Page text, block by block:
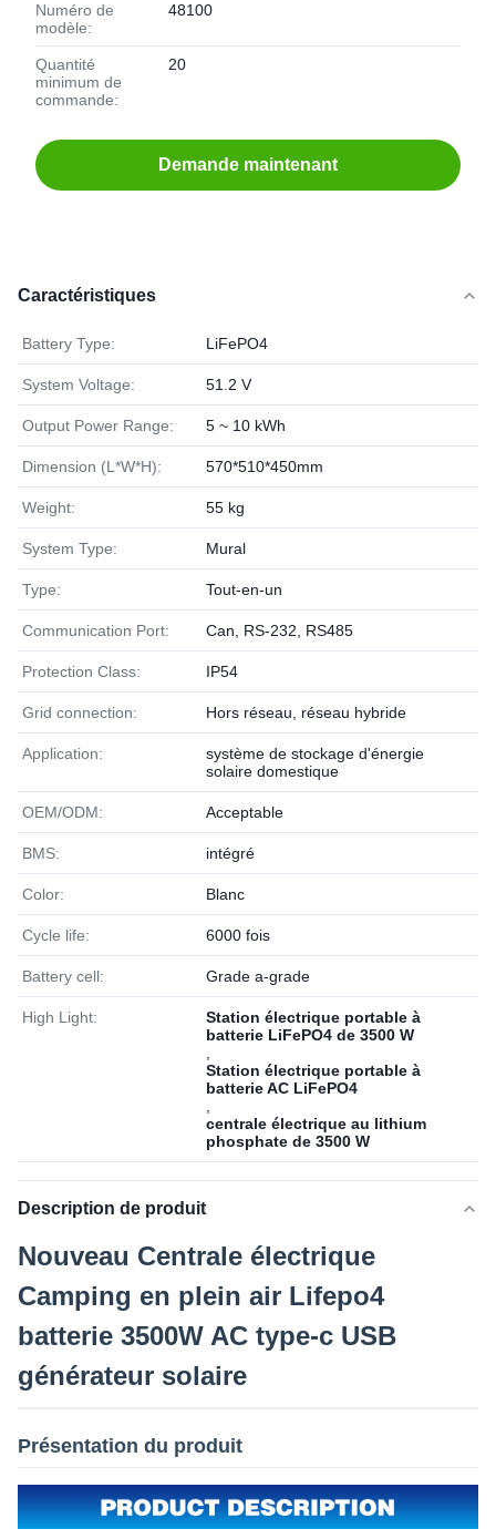
Numéro de
modèle:
48100
Quantité
minimum de
commande:
20
Demande maintenant
Caractéristiques
Battery Type: LiFePO4
System Voltage: 51.2 V
Output Power Range: 5 ~ 10 kWh
Dimension (L*W*H): 570*510*450mm
Weight: 55 kg
System Type: Mural
Type: Tout-en-un
Communication Port: Can, RS-232, RS485
Protection Class: IP54
Grid connection: Hors réseau, réseau hybride
Application:
système de stockage d'énergie
solaire domestique
OEM/ODM: Acceptable
BMS: intégré
Color: Blanc
Cycle life: 6000 fois
Battery cell: Grade a-grade
High Light:
Station électrique portable à
batterie LiFePO4 de 3500 W
Station électrique portable à
batterie AC LiFePO4
centrale électrique au lithium
phosphate de 3500 W
Description de produit
Nouveau Centrale électrique
Camping en plein air Lifepo4
batterie 3500W AC type-c USB
générateur solaire
Présentation du produit